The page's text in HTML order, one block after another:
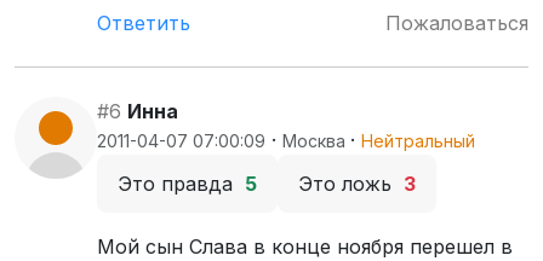
Ответить
Пожаловаться
#6 Инна
2011-04-07 07:00:09 · Москва · Нейтральный
Это правда 5 Это ложь 3
Мой сын Слава в конце ноября перешел в